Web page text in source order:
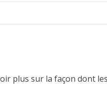
plus sur la façon dont